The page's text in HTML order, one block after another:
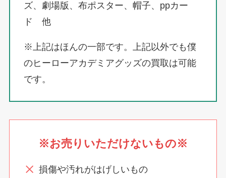
ズ、劇場版、布ポスター、帽子、ppカー
ド 他
※上記はほんの一部です。上記以外でも僕
のヒーローアカデミアグッズの買取は可能
です。
※お売りいただけないもの※
損傷や汚れがはげしいもの